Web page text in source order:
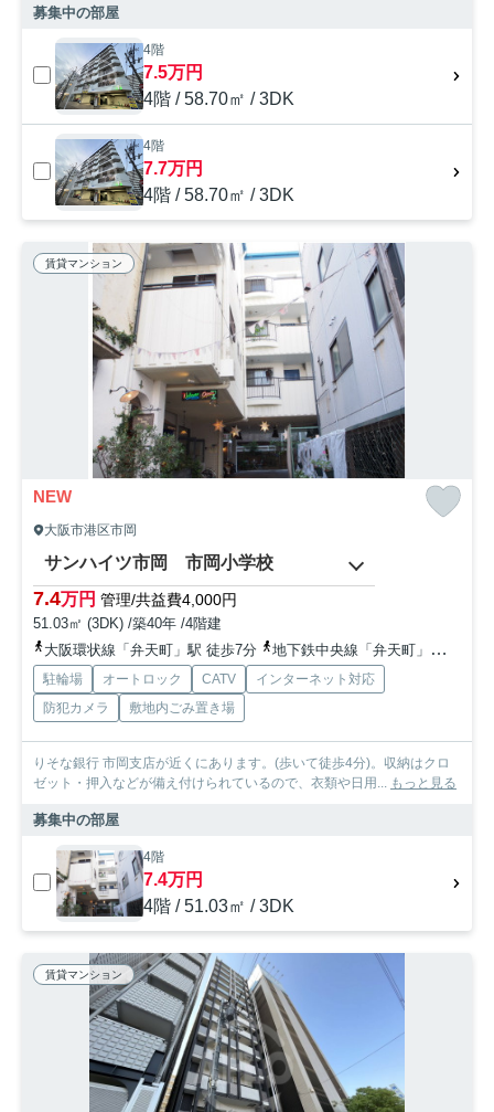
募集中の部屋
4階
7.5万円
4階 / 58.70㎡ / 3DK
4階
7.7万円
4階 / 58.70㎡ / 3DK
賃貸マンション
NEW
大阪市港区市岡
サンハイツ市岡 市岡小学校
7.4万円 管理/共益費4,000円
51.03㎡ (3DK) /築40年 /4階建
大阪環状線「弁天町」駅 徒歩7分
地下鉄中央線「弁天町」駅 徒歩7分
駐輪場 オートロック CATV
インターネット対応
防犯カメラ
敷地内ごみ置き場
りそな銀行 市岡支店が近くにあります。(歩いて徒歩4分)。収納はクロ
ゼット・押入などが備え付けられているので、衣類や日用... もっと見る
募集中の部屋
4階
7.4万円
4階 / 51.03㎡ / 3DK
賃貸マンション